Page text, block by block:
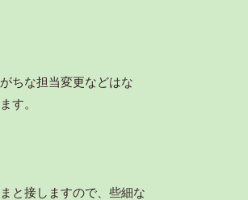
ちな担当変更などはな
す。
と接しますので、些細な